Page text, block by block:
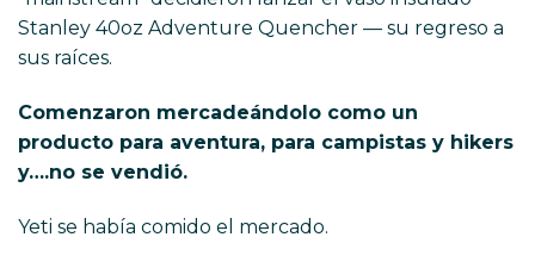
Stanley 40oz Adventure Quencher — su regreso a
sus raíces.
Comenzaron mercadeándolo como un
producto para aventura, para campistas y hikers
y….no se vendió.
Yeti se había comido el mercado.